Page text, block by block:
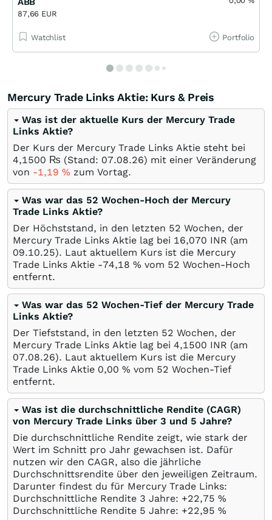
87,66 EUR
Watchlist Portfolio
Mercury Trade Links Aktie: Kurs & Preis
Was ist der aktuelle Kurs der Mercury Trade
Links Aktie?
Der Kurs der Mercury Trade Links Aktie steht bei
4,1500 ₨ (Stand: 07.08.26) mit einer Veränderung
von -1,19 % zum Vortag.
Was war das 52 Wochen-Hoch der Mercury
Trade Links Aktie?
Der Höchststand, in den letzten 52 Wochen, der
Mercury Trade Links Aktie lag bei 16,070 INR (am
09.10.25). Laut aktuellem Kurs ist die Mercury
Trade Links Aktie -74,18 % vom 52 Wochen-Hoch
entfernt.
Was war das 52 Wochen-Tief der Mercury Trade
Links Aktie?
Der Tiefststand, in den letzten 52 Wochen, der
Mercury Trade Links Aktie lag bei 4,1500 INR (am
07.08.26). Laut aktuellem Kurs ist die Mercury
Trade Links Aktie 0,00 % vom 52 Wochen-Tief
entfernt.
Was ist die durchschnittliche Rendite (CAGR)
von Mercury Trade Links über 3 und 5 Jahre?
Die durchschnittliche Rendite zeigt, wie stark der
Wert im Schnitt pro Jahr gewachsen ist. Dafür
nutzen wir den CAGR, also die jährliche
Durchschnittsrendite über den jeweiligen Zeitraum.
Darunter findest du für Mercury Trade Links:
Durchschnittliche Rendite 3 Jahre: +22,75 %
Durchschnittliche Rendite 5 Jahre: +22,95 %